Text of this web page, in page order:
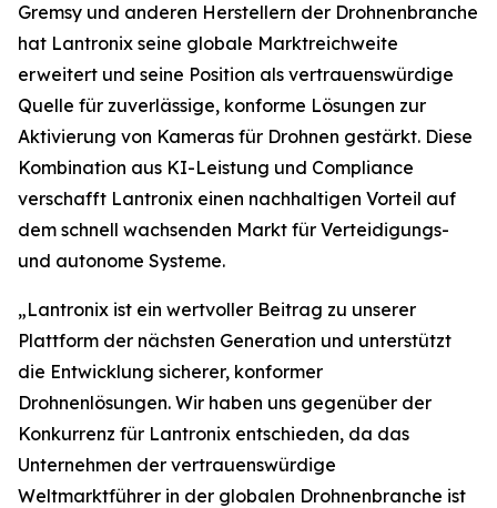
Gremsy und anderen Herstellern der Drohnenbranche
hat Lantronix seine globale Marktreichweite
erweitert und seine Position als vertrauenswürdige
Quelle für zuverlässige, konforme Lösungen zur
Aktivierung von Kameras für Drohnen gestärkt. Diese
Kombination aus KI-Leistung und Compliance
verschafft Lantronix einen nachhaltigen Vorteil auf
dem schnell wachsenden Markt für Verteidigungs-
und autonome Systeme.
„Lantronix ist ein wertvoller Beitrag zu unserer
Plattform der nächsten Generation und unterstützt
die Entwicklung sicherer, konformer
Drohnenlösungen. Wir haben uns gegenüber der
Konkurrenz für Lantronix entschieden, da das
Unternehmen der vertrauenswürdige
Weltmarktführer in der globalen Drohnenbranche ist